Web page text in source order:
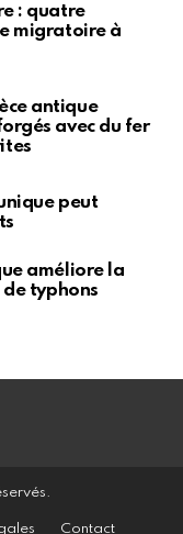
: quatre
migratoire à
antique
avec du fer
peut
améliore la
typhons
Contact